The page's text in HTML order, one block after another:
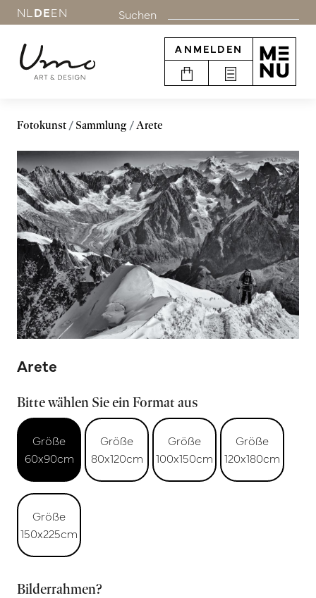
NL DEEN Suchen
ANMELDEN
Fotokunst Sammlung Arete
Arete
Bitte wählen Sie ein Format aus
Größe
60x90cm
Größe
80x120cm
Größe
100x150cm
Größe
120x180cm
Größe
150x225cm
Bilderrahmen?